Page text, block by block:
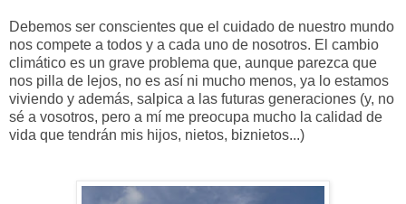
Debemos ser conscientes que el cuidado de nuestro mundo
nos compete a todos y a cada uno de nosotros. El cambio
climático es un grave problema que, aunque parezca que
nos pilla de lejos, no es así ni mucho menos, ya lo estamos
viviendo y además, salpica a las futuras generaciones (y, no
sé a vosotros, pero a mí me preocupa mucho la calidad de
vida que tendrán mis hijos, nietos, biznietos...)